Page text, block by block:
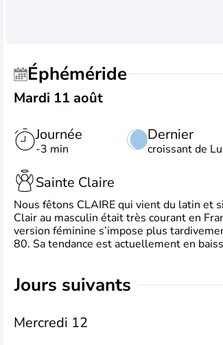
Éphéméride
Mardi 11 août
Journée
-3 min
Dernier
croissant de
Sainte Claire
Nous fêtons CLAIRE qui vient du latin et
Clair au masculin était très courant en
version féminine s’impose plus
80. Sa tendance est actuellement en
jours suivants
Mercredi 12